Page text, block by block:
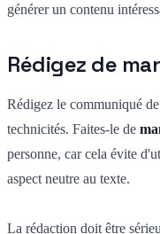
générer un contenu
Rédigez de
Rédigez le communiqué
technicités. Faites-le de
personne, car cela évite
aspect neutre au texte.
La rédaction doit être